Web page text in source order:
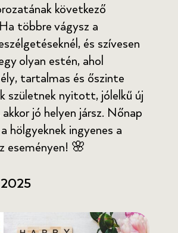
következő
többre vágysz a
és szívesen
olyan estén, ahol
tartalmas és őszinte
születnek nyitott, jólelkű új
jó helyen jársz. Nőnap
hölgyeknek ingyenes a
eseményen! 🌸
2025